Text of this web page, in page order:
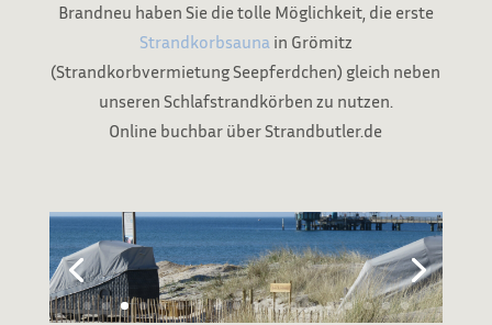
Brandneu haben Sie die tolle Möglichkeit, die erste
Strandkorbsauna in Grömitz
(Strandkorbvermietung Seepferdchen) gleich neben
unseren Schlafstrandkörben zu nutzen.
Online buchbar über Strandbutler.de